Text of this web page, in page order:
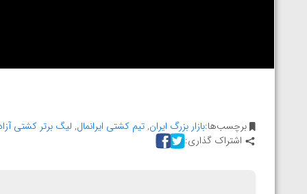
برچسب‌ها:بازار بزرگ ایران,تیم کشتی ایرانمال, لیگ برتر کشتی
اشتراک گذاری: